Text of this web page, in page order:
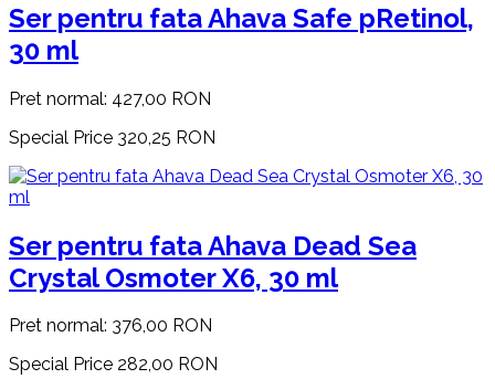
Ser pentru fata Ahava Safe pRetinol,
30 ml
Pret normal: 427,00 RON
Special Price 320,25 RON
Ser pentru fata Ahava Dead Sea
Crystal Osmoter X6, 30 ml
Pret normal: 376,00 RON
Special Price 282,00 RON